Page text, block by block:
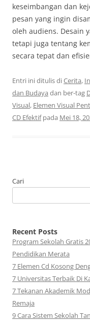
keseimbangan dan
pesan yang ingin
oleh audiens. Desain
tetapi juga tentang
secara tepat dan
Entri ini ditulis diCerita,
dan Budaya dan ber-tag
Visual, Elemen Visual
CD Efektifpada Mei 18,
Cari
Recent Posts
Program Sekolah Gratis
Pendidikan Merata
7 Elemen Cd Kosong
7 Universitas Terbaik Di
7 Tekanan Akademik
Remaja
9 Cara Sistem Sekolah